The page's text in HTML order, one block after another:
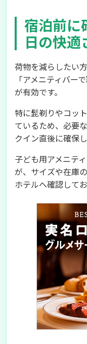
宿泊前に
日の快適
荷物を減らしたい
「アメニティバー
が有効です。
特に髭剃りやコッ
ているため、必要
クイン直後に確保
子ども用アメニテ
が、サイズや在庫
ホテルへ確認して